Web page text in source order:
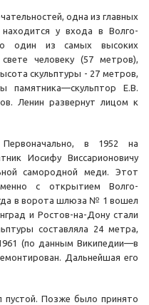
одна из главных
у входа в Волго-
один из самых высоких
человеку (57 метров),
скульптуры - 27 метров,
Е.В.
Ленин развернут лицом к
в 1952 на
Иосифу Виссарионовичу
самородной меди. Этот
с открытием Волго-
в ворота шлюза № 1 вошел
и Ростов-на-Дону стали
составляла 24 метра,
(по данным Википедии—в
Дальнейшая его
пустой. Позже было принято